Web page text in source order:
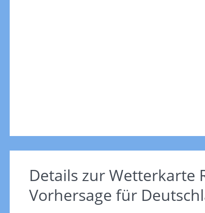
Details zur Wetterkarte
Vorhersage für